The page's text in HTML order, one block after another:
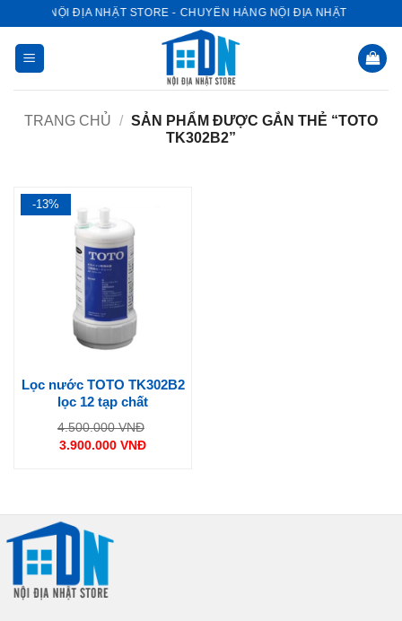
dung
NỘI ĐỊA NHẬT STORE - CHUYÊN HÀNG NỘI ĐỊA NHẬT
TRANG CHỦ / SẢN PHẨM ĐƯỢC GẮN THẺ “TOTO
TK302B2”
-13%
Lọc nước TOTO TK302B2
lọc 12 tạp chất
4.500.000VNĐ
3.900.000 VNĐ